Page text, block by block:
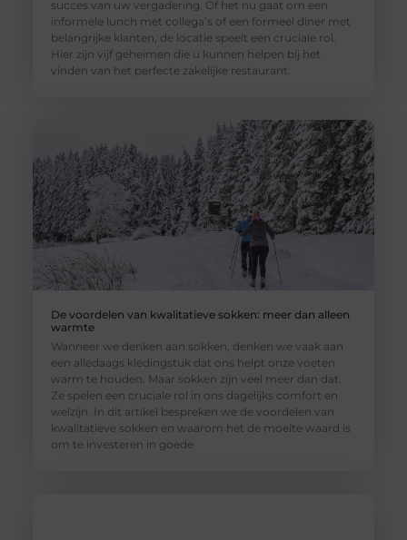
succes van uw vergadering. Of het nu gaat om een
informele lunch met collega’s of een formeel diner met
belangrijke klanten, de locatie speelt een cruciale rol.
Hier zijn vijf geheimen die u kunnen helpen bij het
vinden van het perfecte zakelijke restaurant.
De voordelen van kwalitatieve sokken: meer dan alleen
warmte
Wanneer we denken aan sokken, denken we vaak aan
een alledaags kledingstuk dat ons helpt onze voeten
warm te houden. Maar sokken zijn veel meer dan dat.
Ze spelen een cruciale rol in ons dagelijks comfort en
welzijn. In dit artikel bespreken we de voordelen van
kwalitatieve sokken en waarom het de moeite waard is
om te investeren in goede